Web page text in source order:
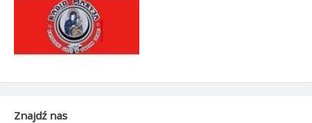
Znajdź nas